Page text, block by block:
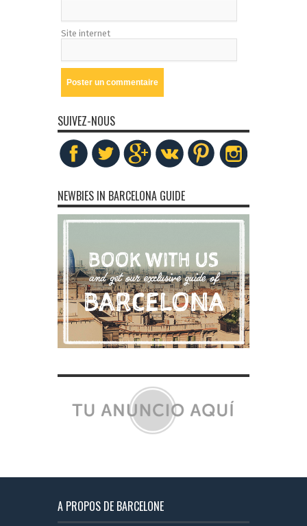
Site internet
SUIVEZ-NOUS
NEWBIES IN BARCELONA GUIDE
A PROPOS DE BARCELONE